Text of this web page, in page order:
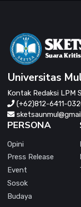
Universitas
Kontak Redaksi LPM
(+62)812-6411-
PERSONA
Opini
Press Release
Event
Sosok
Budaya